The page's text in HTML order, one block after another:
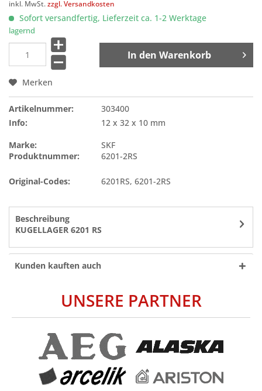
inkl. MwSt.zzgl. Versandkosten
Sofort versandfertig, Lieferzeit ca. 1-2 Werktage
lagernd
In den Warenkorb
Merken
Artikelnummer:
303400
Info:
12 x 32 x 10 mm
Marke:
SKF
Produktnummer:
6201-2RS
Original-Codes: 6201RS,6201-2RS
Beschreibung
KUGELLAGER 6201 RS
Kunden kauften auch
UNSERE PARTNER